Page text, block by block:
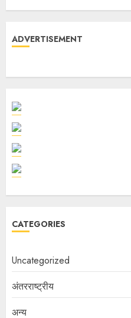
ADVERTISEMENT
CATEGORIES
Uncategorized
अंतरराष्ट्रीय
अन्य